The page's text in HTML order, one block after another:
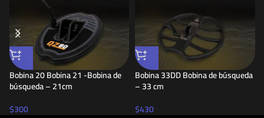
Bobina 20 Bobina 21 -Bobina de
búsqueda – 21cm
$300
Bobina 33DD Bobina de búsqueda
– 33 cm
$430